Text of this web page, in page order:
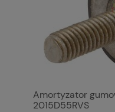
Amortyzator
2015D55RVS